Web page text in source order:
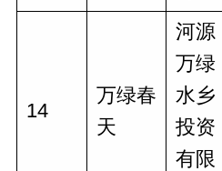
14
万绿春
天
河源
万绿
水乡
投资
有限